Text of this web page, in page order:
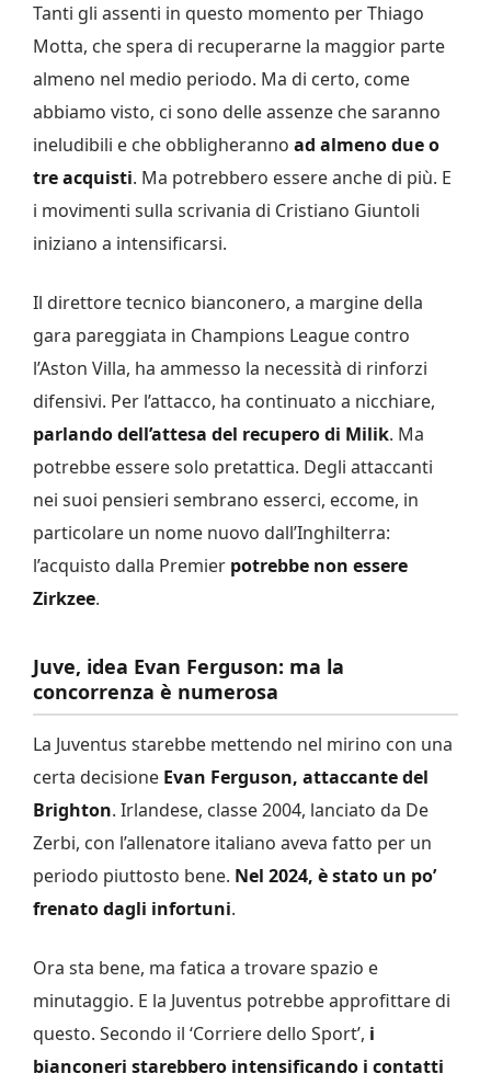
Tanti gli assenti in questo momento per Thiago
Motta, che spera di recuperarne la maggior parte
almeno nel medio periodo. Ma di certo, come
abbiamo visto, ci sono delle assenze che saranno
ineludibili e che obbligheranno ad almeno due o
tre acquisti. Ma potrebbero essere anche di più. E
i movimenti sulla scrivania di Cristiano Giuntoli
iniziano a intensificarsi.
Il direttore tecnico bianconero, a margine della
gara pareggiata in Champions League contro
l’Aston Villa, ha ammesso la necessità di rinforzi
difensivi. Per l’attacco, ha continuato a nicchiare,
parlando dell’attesa del recupero di Milik. Ma
potrebbe essere solo pretattica. Degli attaccanti
nei suoi pensieri sembrano esserci, eccome, in
particolare un nome nuovo dall’Inghilterra:
l’acquisto dalla Premier potrebbe non essere
Zirkzee.
Juve, idea Evan Ferguson: ma la
concorrenza è numerosa
La Juventus starebbe mettendo nel mirino con una
certa decisione Evan Ferguson, attaccante del
Brighton. Irlandese, classe 2004, lanciato da De
Zerbi, con l’allenatore italiano aveva fatto per un
periodo piuttosto bene. Nel 2024, è stato un po’
frenato dagli infortuni.
Ora sta bene, ma fatica a trovare spazio e
minutaggio. E la Juventus potrebbe approfittare di
questo. Secondo il ‘Corriere dello Sport’, i
bianconeri starebbero intensificando i contatti